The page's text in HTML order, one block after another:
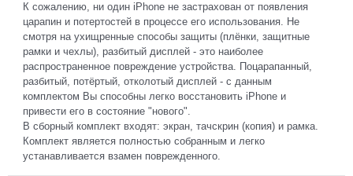
К сожалению, ни один iPhone не застрахован от появления
царапин и потертостей в процессе его использования. Не
смотря на ухищренные способы защиты (плёнки, защитные
рамки и чехлы), разбитый дисплей - это наиболее
распространенное повреждение устройства. Поцарапанный,
разбитый, потёртый, отколотый дисплей - с данным
комплектом Вы способны легко восстановить iPhone и
привести его в состояние "нового".
В сборный комплект входят: экран, тачскрин (копия) и рамка.
Комплект является полностью собранным и легко
устанавливается взамен поврежденного.